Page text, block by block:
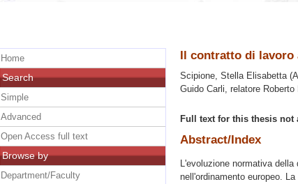
Il contratto di lavoro
Scipione, Stella Elisabetta
Guido Carli, relatore Roberto
Full text for this thesis not
Abstract/Index
L'evoluzione normativa
nell'ordinamento europeo.
Home
Search
Simple
Advanced
Open Access full text
Browse by
Department/Faculty